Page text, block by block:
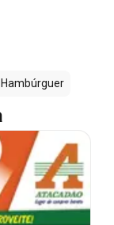
Hambúrguer